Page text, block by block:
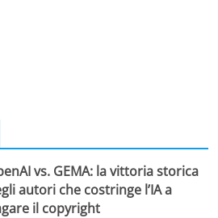
vs. GEMA: la vittoria storica
autori che costringe l’IA a
il copyright